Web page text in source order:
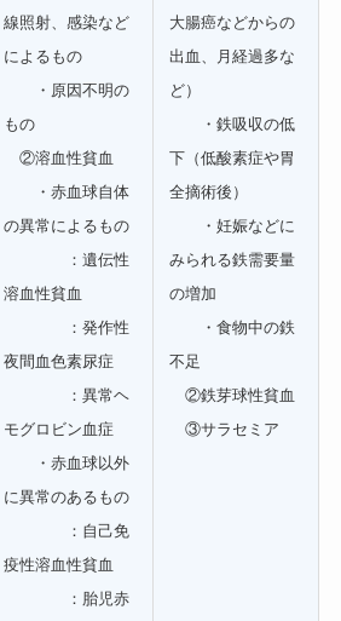
線照射、感染など
によるもの
・原因不明の
もの
②溶血性貧血
・赤血球自体
の異常によるもの
：遺伝性
溶血性貧血
：発作性
夜間血色素尿症
：異常ヘ
モグロビン血症
・赤血球以外
に異常のあるもの
：自己免
疫性溶血性貧血
：胎児赤
大腸癌などからの
出血、月経過多な
ど）
・鉄吸収の低
下（低酸素症や胃
全摘術後）
・妊娠などに
みられる鉄需要量
の増加
・食物中の鉄
不足
②鉄芽球性貧血
③サラセミア